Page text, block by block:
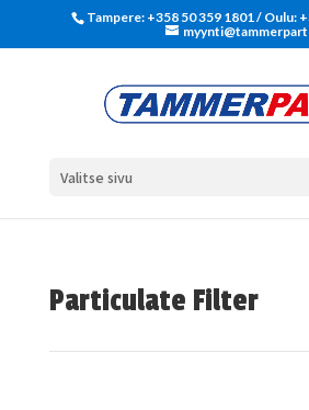
Tampere: +358 50 359 1801‬ / Oulu:
Valitse sivu
Particulate Filter